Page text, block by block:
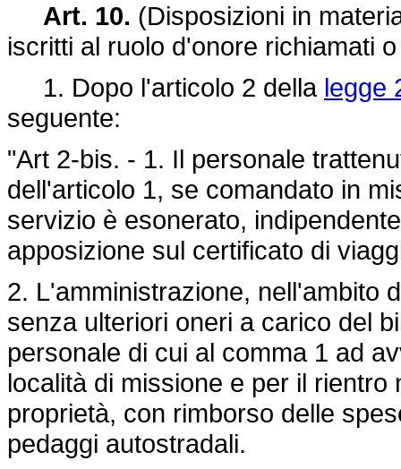
Art. 10. (Disposizioni in
iscritti al ruolo d'onore richiamati
1. Dopo l'articolo 2 della legge
seguente:
"Art 2-bis. - 1. Il personale
dell'articolo 1, se comandato in
servizio è esonerato,
apposizione sul certificato di
2. L'amministrazione, nell'ambito
senza ulteriori oneri a carico del
personale di cui al comma 1 ad
località di missione e per il
proprietà, con rimborso delle
pedaggi autostradali.